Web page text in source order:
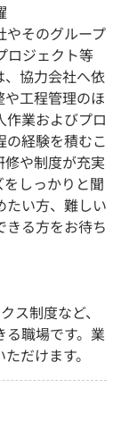
やそのグループ
ロジェクト等
協力会社へ依
工程管理のほ
作業およびプロ
の経験を積むこ
修や制度が充実
しっかりと聞
たい方、難しい
る方をお待ち
ス制度など、
職場です。業
だけます。